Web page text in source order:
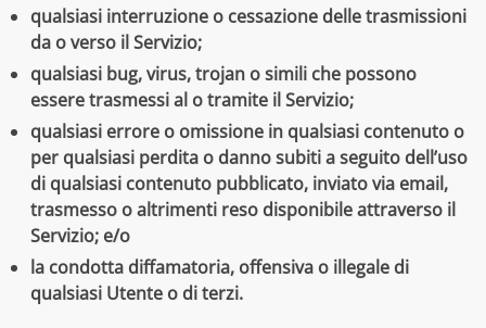
qualsiasi interruzione o cessazione delle trasmissioni
da o verso il Servizio;
qualsiasi bug, virus, trojan o simili che possono
essere trasmessi al o tramite il Servizio;
qualsiasi errore o omissione in qualsiasi contenuto o
per qualsiasi perdita o danno subiti a seguito dell’uso
di qualsiasi contenuto pubblicato, inviato via email,
trasmesso o altrimenti reso disponibile attraverso il
Servizio; e/o
la condotta diffamatoria, offensiva o illegale di
qualsiasi Utente o di terzi.